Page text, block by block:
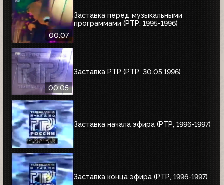
00:07
Заставка перед музыкальными
программами (РТР, 1995-1996)
00:05
Заставка РТР (РТР, 30.05.1996)
Заставка начала эфира (РТР, 1996-1997)
Заставка конца эфира (РТР, 1996-1997)